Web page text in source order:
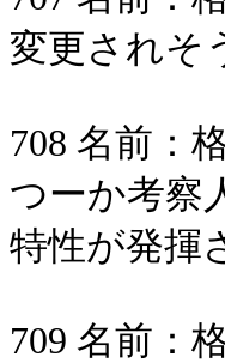
変更されそ
708 名前：
つーか考察
特性が発揮
709 名前：